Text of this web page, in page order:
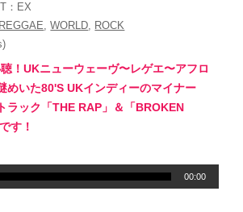
： EX
REGGAE,WORLD, ROCK
！UKニューウェーヴ〜レゲエ〜アフロ
めいた80'S UKインディーのマイナー
ラック「THE RAP」＆「BROKEN
す！
00:00